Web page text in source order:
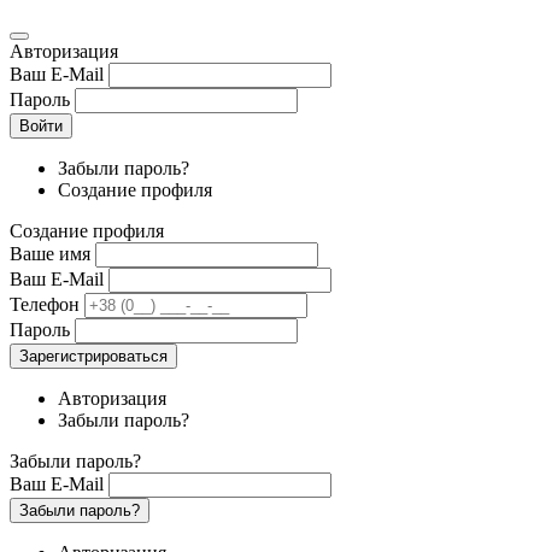
Авторизация
Ваш E-Mail
Пароль
Войти
Забыли пароль?
Создание профиля
Создание профиля
Ваше имя
Ваш E-Mail
Телефон
Пароль
Зарегистрироваться
Авторизация
Забыли пароль?
Забыли пароль?
Ваш E-Mail
Забыли пароль?